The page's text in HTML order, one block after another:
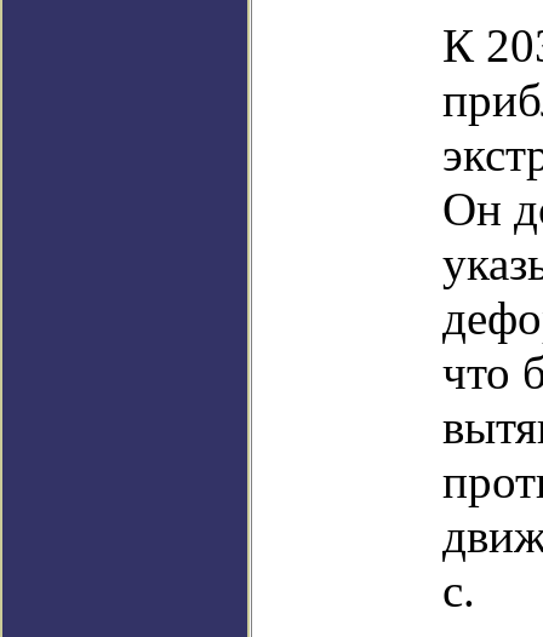
К
Он
что
с.